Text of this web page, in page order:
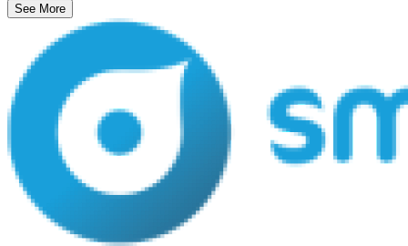
See More